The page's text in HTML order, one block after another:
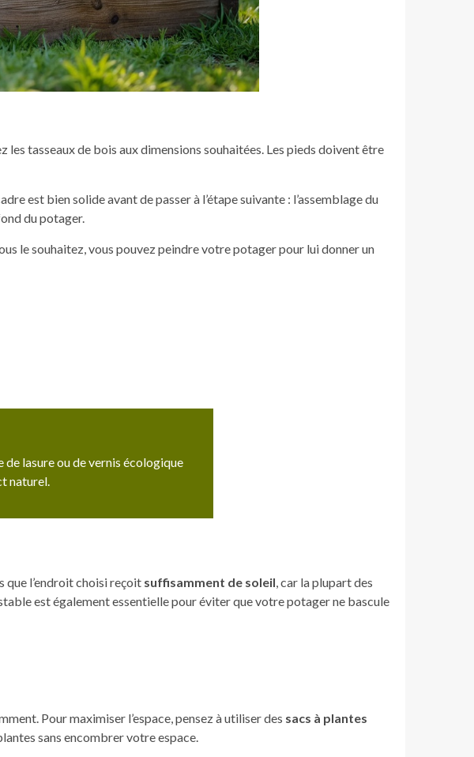
les tasseaux de bois aux dimensions souhaitées. Les pieds doivent être
est bien solide avant de passer à l’étape suivante : l’assemblage du
du potager.
le souhaitez, vous pouvez peindre votre potager pour lui donner un
de lasure ou de vernis écologique
naturel.
que l’endroit choisi reçoit suffisamment de soleil, car la plupart des
est également essentielle pour éviter que votre potager ne bascule
Pour maximiser l’espace, pensez à utiliser des sacs à plantes
sans encombrer votre espace.